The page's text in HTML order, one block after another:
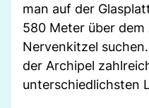
man auf der
580 Meter über dem
Nervenkitzel
der Archipel
unterschiedlichsten